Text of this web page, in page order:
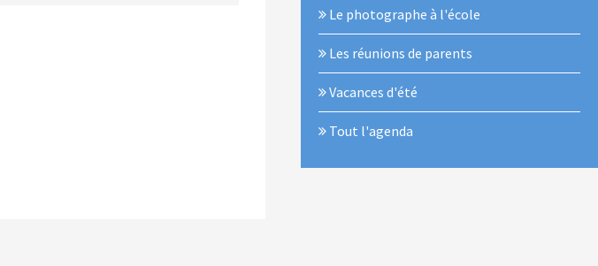
Le photographe à l'école
Les réunions de parents
Vacances d'été
Tout l'agenda